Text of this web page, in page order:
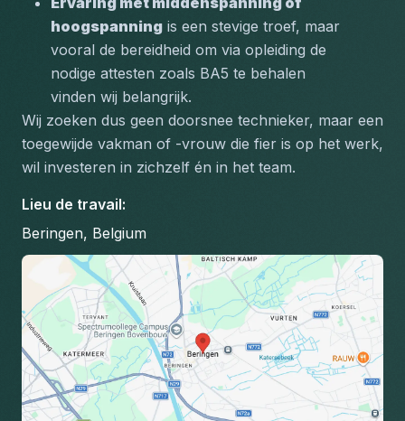
hoogspanning is een stevige troef, maar
vooral de bereidheid om via opleiding de
nodige attesten zoals BA5 te behalen
vinden wij belangrijk.
Wij zoeken dus geen doorsnee technieker, maar een
toegewijde vakman of -vrouw die fier is op het werk,
wil investeren in zichzelf én in het team.
Lieu de travail:
Beringen, Belgium